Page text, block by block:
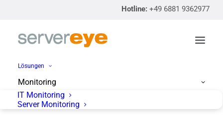
Hotline: +49 6881 9362977
Lösungen
Monitoring
IT Monitoring
Server Monitoring
Datenschutzrichtlinie